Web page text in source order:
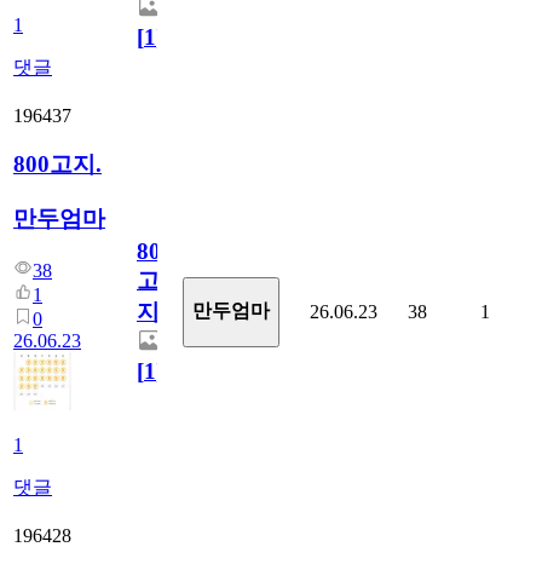
1
댓글
[1]
196437
800고지.
만두엄마
38
1
0
26.06.23
1
댓글
800
고
지.
[1]
만두엄마 26.06.23 38 1
196428